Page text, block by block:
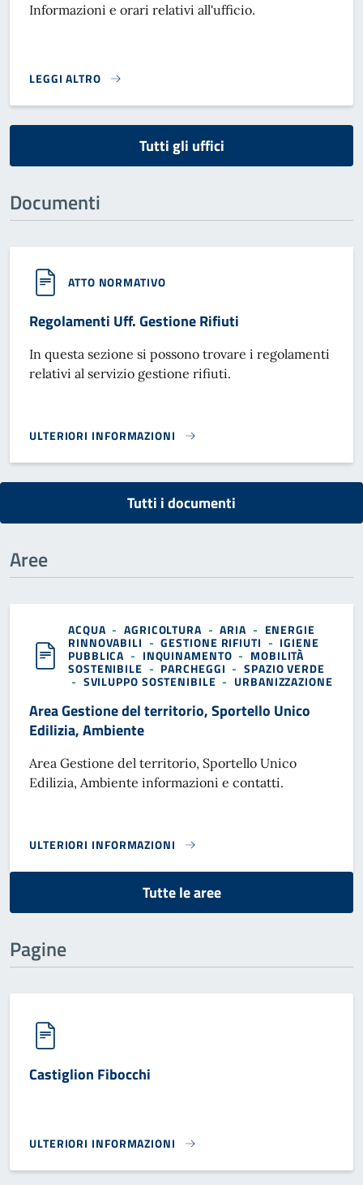
Informazioni e orari relativi all'ufficio.
LEGGI ALTRO
}
Tutti gli uffici
Documenti
ATTO NORMATIVO
Regolamenti Uff. Gestione Rifiuti
In questa sezione si possono trovare i regolamenti
relativi al servizio gestione rifiuti.
ULTERIORI INFORMAZIONI
REGOLAMENTI UFF. GESTIONE RIFIUTI}
Tutti i documenti
Aree
ACQUA -AGRICOLTURA -ARIA - ENERGIE
RINNOVABILI -GESTIONE RIFIUTI - IGIENE
PUBBLICA - INQUINAMENTO - MOBILITÀ
SOSTENIBILE - PARCHEGGI -SPAZIO VERDE
- SVILUPPO SOSTENIBILE - URBANIZZAZIONE
Area Gestione del territorio, Sportello Unico
Edilizia, Ambiente
Area Gestione del territorio, Sportello Unico
Edilizia, Ambiente informazioni e contatti.
ULTERIORI INFORMAZIONI
AREA GESTIONE DEL TERRITORIO, SPORTELLO UNICO
Tutte le aree
Pagine
Castiglion Fibocchi
ULTERIORI INFORMAZIONI
CASTIGLION FIBOCCHI}